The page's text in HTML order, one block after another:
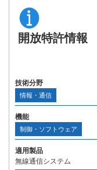
開放特許情報
技術分野
情報・通信
機能
制御・ソフトウェア
適用製品
無線通信システム